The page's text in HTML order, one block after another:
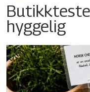
hyggelig